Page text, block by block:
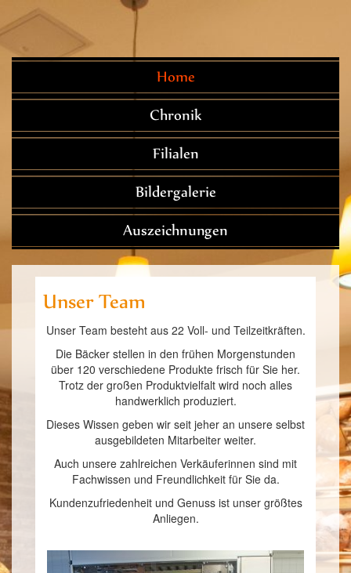
Home
Chronik
Filialen
Bildergalerie
Auszeichnungen
Unser Team
Unser Team besteht aus 22 Voll- und Teilzeitkräften.
Die Bäcker stellen in den frühen Morgenstunden
über 120 verschiedene Produkte frisch für Sie her.
Trotz der großen Produktvielfalt wird noch alles
handwerklich produziert.
Dieses Wissen geben wir seit jeher an unsere selbst
ausgebildeten Mitarbeiter weiter.
Auch unsere zahlreichen Verkäuferinnen sind mit
Fachwissen und Freundlichkeit für Sie da.
Kundenzufriedenheit und Genuss ist unser größtes
Anliegen.